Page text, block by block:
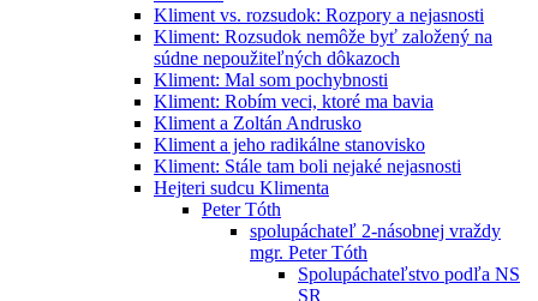
Kliment vs. rozsudok: Rozpory a nejasnosti
Kliment: Rozsudok nemôže byť založený na
súdne nepoužiteľných dôkazoch
Kliment: Mal som pochybnosti
Kliment: Robím veci, ktoré ma bavia
Kliment a Zoltán Andrusko
Kliment a jeho radikálne stanovisko
Kliment: Stále tam boli nejaké nejasnosti
Hejteri sudcu Klimenta
Peter Tóth
spolupáchateľ 2-násobnej vraždy
mgr. Peter Tóth
Spolupáchateľstvo podľa NS
SR